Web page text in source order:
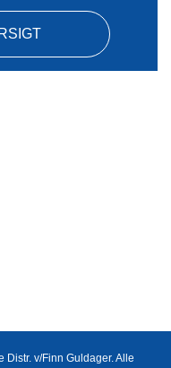
v/Finn Guldager. Alle